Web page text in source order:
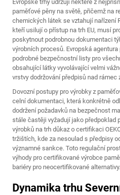
Evropské trhy udržují některé z
paměťové pěny na světě, přičemž na
chemických látek se vztahují nařízení
kteří usilují o přístup na trh EU, musí
poskytnout podrobnou dokumentaci
výrobních procesů. Evropská
podrobné bezpečnostní listy pro
obsahující látky vyvolávající velmi
vrstvy dodržování předpisů nad rámec
Dovozní postupy pro výrobky z
celní dokumentaci, která konkrétně
dodržení požadavků na bezpečnost
stále častěji vyžadují jako předpoklad
výrobků na trh důkaz o certifikaci
tržištích, kde za nesoulad s předpisy
významné sankce. Toto regulační
výhody pro certifikované výrobce
bariéry pro neocertifikované alternativy.
Dynamika trhu